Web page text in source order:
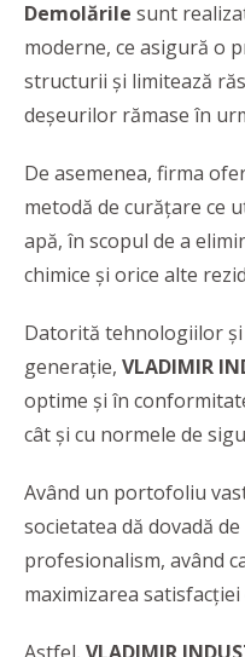
Demolările sunt
moderne, ce asigură o
structurii şi limitează
deşeurilor rămase în
De asemenea, firma
metodă de curăţare ce
apă, în scopul de a
chimice și orice alte
Datorită tehnologiilor
generaţie, VLADIMIR
optime şi în
cât şi cu normele de
Având un portofoliu
societatea dă dovadă
profesionalism, având
maximizarea